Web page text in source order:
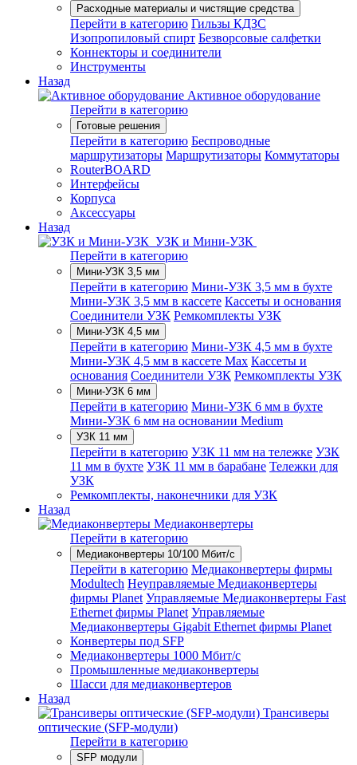
Расходные материалы и чистящие средства
Перейти в категорию Гильзы КДЗС
Изопропиловый спирт Безворсовые салфетки
Коннекторы и соединители
Инструменты
Назад
Активное оборудование
Перейти в категорию
Готовые решения
Перейти в категорию Беспроводные
маршрутизаторы Маршрутизаторы Коммутаторы
RouterBOARD
Интерфейсы
Корпуса
Аксессуары
Назад
УЗК и Мини-УЗК
Перейти в категорию
Мини-УЗК 3,5 мм
Перейти в категорию Мини-УЗК 3,5 мм в бухте
Мини-УЗК 3,5 мм в кассете Кассеты и основания
Соединители УЗК Ремкомплекты УЗК
Мини-УЗК 4,5 мм
Перейти в категорию Мини-УЗК 4,5 мм в бухте
Мини-УЗК 4,5 мм в кассете Max Кассеты и
основания Соединители УЗК Ремкомплекты УЗК
Мини-УЗК 6 мм
Перейти в категорию Мини-УЗК 6 мм в бухте
Мини-УЗК 6 мм на основании Medium
УЗК 11 мм
Перейти в категорию УЗК 11 мм на тележке УЗК
11 мм в бухте УЗК 11 мм в барабане Тележки для
УЗК
Ремкомплекты, наконечники для УЗК
Назад
Медиаконвертеры
Перейти в категорию
Медиаконвертеры 10/100 Мбит/с
Перейти в категорию Медиаконвертеры фирмы
Modultech Неуправляемые Медиаконвертеры
фирмы Planet Управляемые Медиаконвертеры Fast
Ethernet фирмы Planet Управляемые
Медиаконвертеры Gigabit Ethernet фирмы Planet
Конвертеры под SFP
Медиаконвертеры 1000 Мбит/с
Промышленные медиаконвертеры
Шасси для медиаконвертеров
Назад
Трансиверы
оптические (SFP-модули)
Перейти в категорию
SFP модули